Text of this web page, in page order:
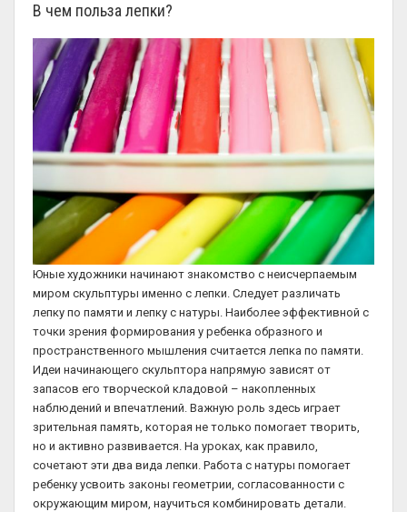
В чем польза лепки?
Юные художники начинают знакомство с неисчерпаемым
миром скульптуры именно с лепки. Следует различать
лепку по памяти и лепку с натуры. Наиболее эффективной с
точки зрения формирования у ребенка образного и
пространственного мышления считается лепка по памяти.
Идеи начинающего скульптора напрямую зависят от
запасов его творческой кладовой – накопленных
наблюдений и впечатлений. Важную роль здесь играет
зрительная память, которая не только помогает творить,
но и активно развивается. На уроках, как правило,
сочетают эти два вида лепки. Работа с натуры помогает
ребенку усвоить законы геометрии, согласованности с
окружающим миром, научиться комбинировать детали.